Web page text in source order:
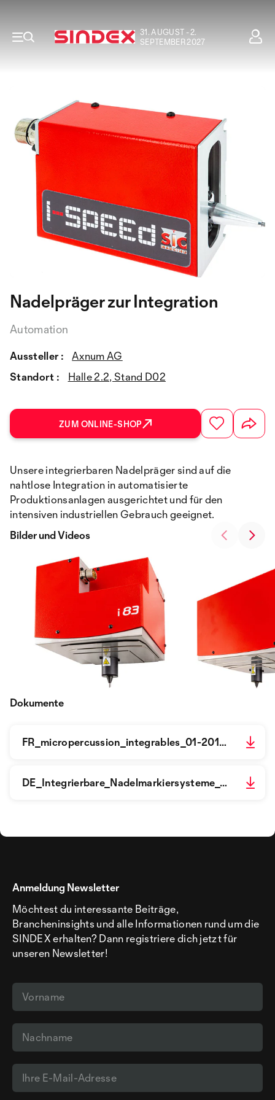
31. AUGUST - 2.
SEPTEMBER 2027
Nadelpräger zur Integration
Automation
Aussteller :
Axnum AG
Standort :
Halle 2.2, Stand D02
ZUM ONLINE-SHOP
Unsere integrierbaren Nadelpräger sind auf die
nahtlose Integration in automatisierte
Produktionsanlagen ausgerichtet und für den
intensiven industriellen Gebrauch geeignet.
Bilder und Videos
Dokumente
FR_micropercussion_integrables_01-2018.pdf
DE_Integrierbare_Nadelmarkiersysteme_08-2019.pdf
Anmeldung Newsletter
Möchtest du interessante Beiträge,
Brancheninsights und alle Informationen rund um die
SINDEX erhalten? Dann registriere dich jetzt für
unseren Newsletter!